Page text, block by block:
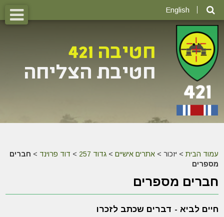
English
עמוד הבית > יזכור >אתרים אישיים >גדוד 257 > דוד פרוינד > חברים
מספרים
חברים מספרים
חיים לביא - דברים שכתב לזכרו